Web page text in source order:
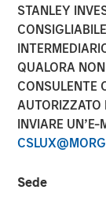
STANLEY
QUALORA
CONSULENTE
AUTORIZZATO
INVIARE UN’E-
Sede
SAN
nvestment
Capital
interest in
to Thomson